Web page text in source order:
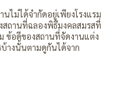
ไม่ได้จำกัดอยู่เพียงโรงแรม
ถานที่ฉลองพิธีมงคลสมรสที่
ข้อดีของสถานที่จัดงานแต่ง
างนั้นตามดูกันได้จาก